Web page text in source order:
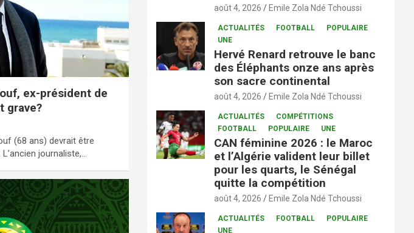
ex-président de
grave?
(68 ans) devrait être
journaliste,…
août 4, 2026 Emile Zola Ndé Tchoussi
ACTUALITÉS FOOTBALL
POPULAIRE
UNE
Hervé Renard retrouve le banc
des Éléphants onze ans après
son sacre continental
août 4, 2026 Emile Zola Ndé Tchoussi
ACTUALITÉS
COMPÉTITIONS
FOOTBALL
POPULAIRE UNE
CAN féminine 2026 : le Maroc
et l’Algérie valident leur billet
pour les quarts, le Sénégal
quitte la compétition
août 4, 2026 Emile Zola Ndé Tchoussi
ACTUALITÉS FOOTBALL
POPULAIRE
UNE